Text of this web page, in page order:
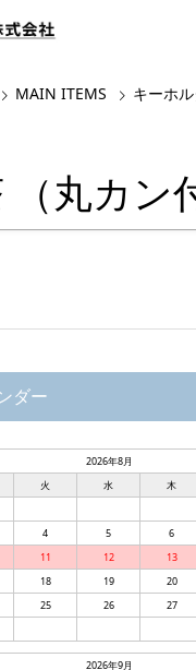
MAIN ITEMS キーホル
（丸カン
ダー
2026年8月
火 水 木
4 5 6
11 12 13
18 19 20
25 26 27
2026年9月